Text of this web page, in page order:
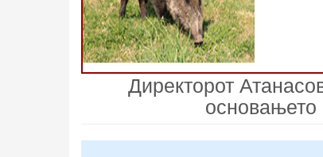
Директорот
основањето